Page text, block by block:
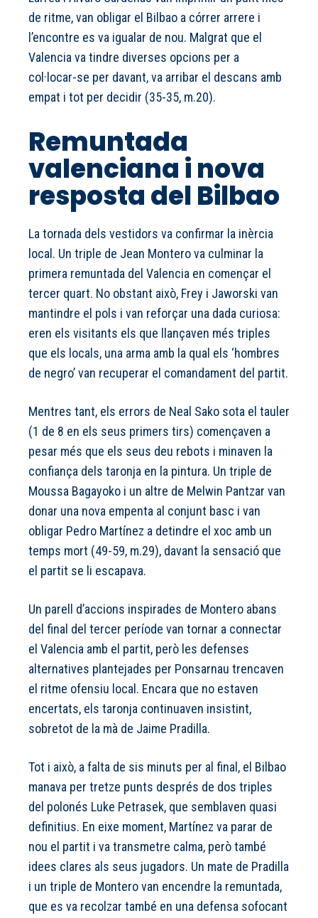
de ritme, van obligar el Bilbao a córrer arrere i
l’encontre es va igualar de nou. Malgrat que el
Valencia va tindre diverses opcions per a
col·locar-se per davant, va arribar el descans amb
empat i tot per decidir (35-35, m.20).
Remuntada
valenciana i nova
resposta del Bilbao
La tornada dels vestidors va confirmar la inèrcia
local. Un triple de Jean Montero va culminar la
primera remuntada del Valencia en començar el
tercer quart. No obstant això, Frey i Jaworski van
mantindre el pols i van reforçar una dada curiosa:
eren els visitants els que llançaven més triples
que els locals, una arma amb la qual els ‘hombres
de negro’ van recuperar el comandament del partit.
Mentres tant, els errors de Neal Sako sota el tauler
(1 de 8 en els seus primers tirs) començaven a
pesar més que els seus deu rebots i minaven la
confiança dels taronja en la pintura. Un triple de
Moussa Bagayoko i un altre de Melwin Pantzar van
donar una nova empenta al conjunt basc i van
obligar Pedro Martínez a detindre el xoc amb un
temps mort (49-59, m.29), davant la sensació que
el partit se li escapava.
Un parell d’accions inspirades de Montero abans
del final del tercer període van tornar a connectar
el Valencia amb el partit, però les defenses
alternatives plantejades per Ponsarnau trencaven
el ritme ofensiu local. Encara que no estaven
encertats, els taronja continuaven insistint,
sobretot de la mà de Jaime Pradilla.
Tot i això, a falta de sis minuts per al final, el Bilbao
manava per tretze punts després de dos triples
del polonés Luke Petrasek, que semblaven quasi
definitius. En eixe moment, Martínez va parar de
nou el partit i va transmetre calma, però també
idees clares als seus jugadors. Un mate de Pradilla
i un triple de Montero van encendre la remuntada,
que es va recolzar també en una defensa sofocant